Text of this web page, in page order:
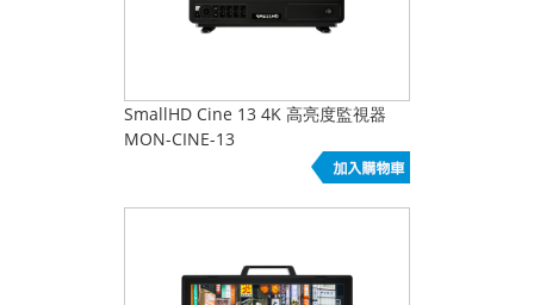
SmallHD Cine 13 4K 高亮度監視器
MON-CINE-13